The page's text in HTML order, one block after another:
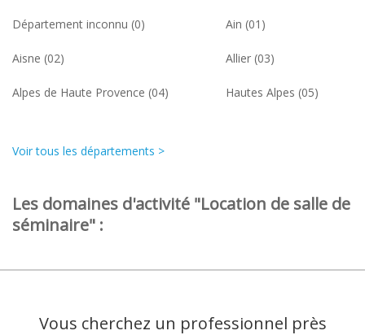
Département inconnu (0) Ain (01)
Aisne (02) Allier (03)
Alpes de Haute Provence (04) Hautes Alpes (05)
Voir tous les départements >
Les domaines d'activité "Location de salle de
séminaire" :
Vous cherchez un professionnel près